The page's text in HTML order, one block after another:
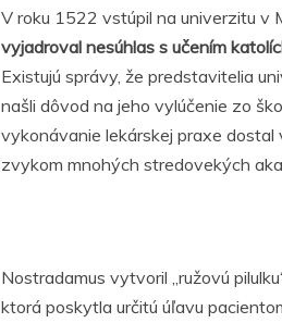
V roku 1522 vstúpil na univerzitu v
vyjadroval nesúhlas s učením
Existujú správy, že predstavitelia
našli dôvod na jeho vylúčenie zo
vykonávanie lekárskej praxe
zvykom mnohých stredovekých
Nostradamus vytvoril „ružovú
ktorá poskytla určitú úľavu